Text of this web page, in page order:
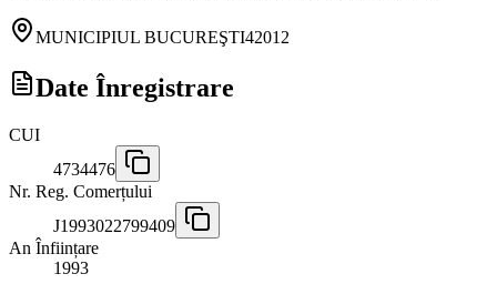
MUNICIPIUL BUCUREŞTI42012
Date Înregistrare
CUI
4734476
Nr. Reg. Comerțului
J1993022799409
An Înființare
1993